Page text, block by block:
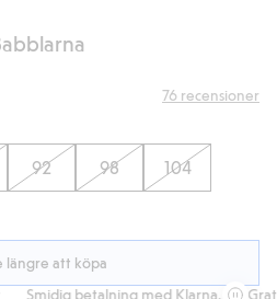
76 recensioner
92 98 104
längre att köpa
Smidig betalning med Klarna.